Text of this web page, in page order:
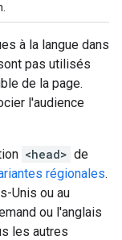
à la langue dans
pas utilisés
de la page.
l'audience
<head> de
régionales.
Unis ou au
ou l'anglais
les autres